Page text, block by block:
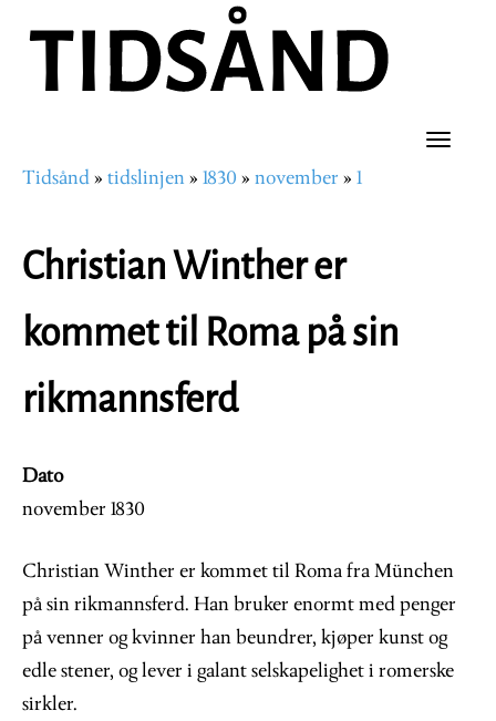
hovedinnhold
Toggle
Navigasjonssti
Tidsånd tidslinjen 1830 november 1
Christian Winther er
kommet til Roma på sin
rikmannsferd
Dato
november 1830
Christian Winther er kommet til Roma fra München
på sin rikmannsferd. Han bruker enormt med penger
på venner og kvinner han beundrer, kjøper kunst og
edle stener, og lever i galant selskapelighet i romerske
sirkler.